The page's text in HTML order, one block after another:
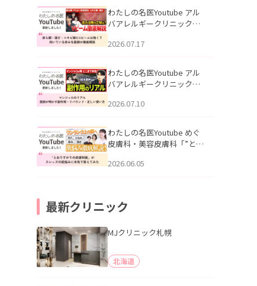
公開いたしました。
わたしの名医Youtube アル
バアレルギークリニック札
跡にVビームは効く？向いて
説」を公開いたしました。
2026.07.17
わたしの名医Youtube アル
バアレルギークリニック札
医師が明かす副作用・リバ
公開いたしました。
2026.07.10
わたしの名医Youtube めぐ
皮膚科・美容皮膚科「”とお
ッズの肌悩みに本気で答え
2026.06.05
最新クリニック
MJクリニック札幌
北海道